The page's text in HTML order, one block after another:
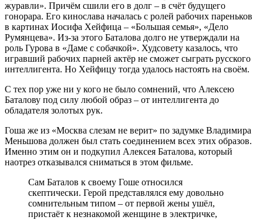
журавли». Причём сшили его в долг – в счёт будущего
гонорара. Его кинослава началась с ролей рабочих пареньков
в картинах Иосифа Хейфица – «Большая семья», «Дело
Румянцева». Из-за этого Баталова долго не утверждали на
роль Гурова в «Даме с собачкой». Худсовету казалось, что
игравший рабочих парней актёр не сможет сыграть русского
интеллигента. Но Хейфицу тогда удалось настоять на своём.
С тех пор уже ни у кого не было сомнений, что Алексею
Баталову под силу любой образ – от интеллигента до
обладателя золотых рук.
Гоша же из «Москва слезам не верит» по задумке Владимира
Меньшова должен был стать соединением всех этих образов.
Именно этим он и подкупил Алексея Баталова, который
наотрез отказывался сниматься в этом фильме.
Сам Баталов к своему Гоше относился
скептически. Герой представлялся ему довольно
сомнительным типом – от первой жены ушёл,
пристаёт к незнакомой женщине в электричке,